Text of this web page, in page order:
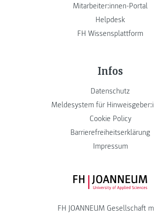
Mitarbeiter:innen-Portal
Helpdesk
FH Wissensplattform
Infos
Datenschutz
Meldesystem für
Cookie Policy
Barrierefreiheitserklärung
Impressum
FH JOANNEUM Gesellschaft